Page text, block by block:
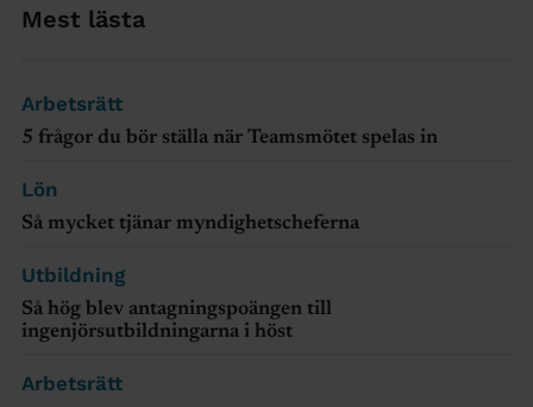
Mest lästa
Arbetsrätt
5 frågor du bör ställa när Teamsmötet spelas in
Lön
Så mycket tjänar myndighetscheferna
Utbildning
Så hög blev antagningspoängen till
ingenjörsutbildningarna i höst
Arbetsrätt